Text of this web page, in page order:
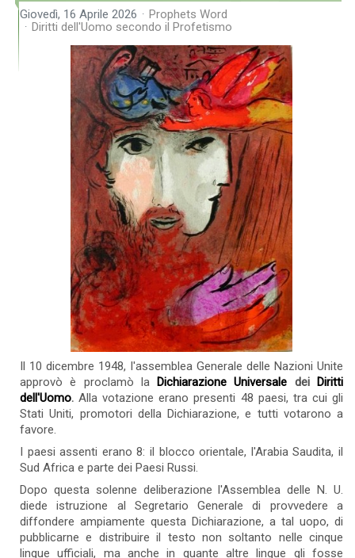
Giovedì, 16 Aprile 2026
Prophets Word
Diritti dell'Uomo secondo il Profetismo
Il 10 dicembre 1948, l'assemblea Generale delle Nazioni Unite
approvò è proclamò laDichiarazione Universale deiDiritti
dell'Uomo. Alla votazione erano presenti 48 paesi, tra cui gli
Stati Uniti, promotori della Dichiarazione, e tutti votarono a
favore.
I paesi assenti erano 8: il blocco orientale, l'Arabia Saudita, il
Sud Africa e parte dei Paesi Russi.
Dopo questa solenne deliberazione l'Assemblea delle N. U.
diede istruzione al Segretario Generale di provvedere a
diffondere ampiamente questa Dichiarazione, a tal uopo, di
pubblicarne e distribuire il testo non soltanto nelle cinque
lingue ufficiali, ma anche in quante altre lingue gli fosse